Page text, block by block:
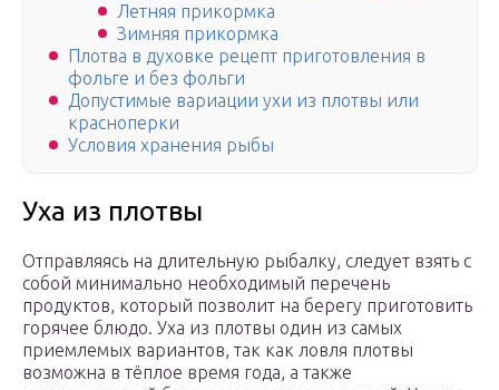
Летняя прикормка
Зимняя прикормка
Плотва в духовке рецепт приготовления в
фольге и без фольги
Допустимые вариации ухи из плотвы или
красноперки
Условия хранения рыбы
Уха из плотвы
Отправляясь на длительную рыбалку, следует взять с
собой минимально необходимый перечень
продуктов, который позволит на берегу приготовить
горячее блюдо. Уха из плотвы один из самых
приемлемых вариантов, так как ловля плотвы
возможна в тёплое время года, а также